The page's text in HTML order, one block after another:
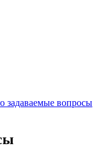
задаваемые вопросы